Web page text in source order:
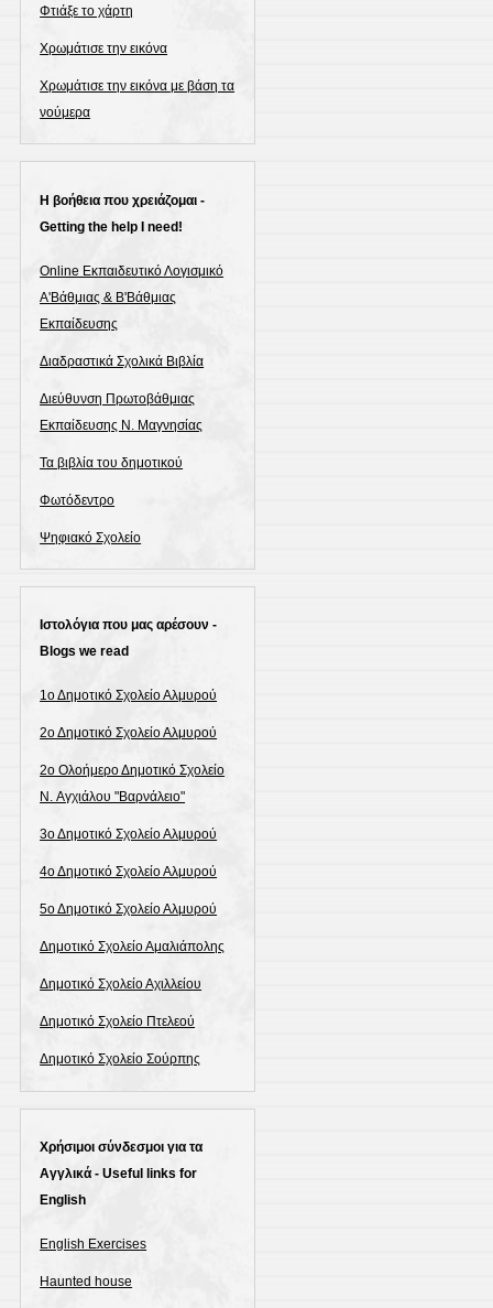
Φτιάξε το χάρτη
Χρωμάτισε την εικόνα
Χρωμάτισε την εικόνα με βάση τα
νούμερα
Η βοήθεια που χρειάζομαι -
Getting the help I need!
Online Εκπαιδευτικό Λογισμικό
Α'Βάθμιας & Β'Βάθμιας
Εκπαίδευσης
Διαδραστικά Σχολικά Βιβλία
Διεύθυνση Πρωτοβάθμιας
Εκπαίδευσης Ν. Μαγνησίας
Τα βιβλία του δημοτικού
Φωτόδεντρο
Ψηφιακό Σχολείο
Ιστολόγια που μας αρέσουν -
Blogs we read
1ο Δημοτικό Σχολείο Αλμυρού
2ο Δημοτικό Σχολείο Αλμυρού
2ο Ολοήμερο Δημοτικό Σχολείο
N. Αγχιάλου "Βαρνάλειο"
3ο Δημοτικό Σχολείο Αλμυρού
4ο Δημοτικό Σχολείο Αλμυρού
5ο Δημοτικό Σχολείο Αλμυρού
Δημοτικό Σχολείο Αμαλιάπολης
Δημοτικό Σχολείο Αχιλλείου
Δημοτικό Σχολείο Πτελεού
Δημοτικό Σχολείο Σούρπης
Χρήσιμοι σύνδεσμοι για τα
Αγγλικά - Useful links for
English
English Exercises
Haunted house